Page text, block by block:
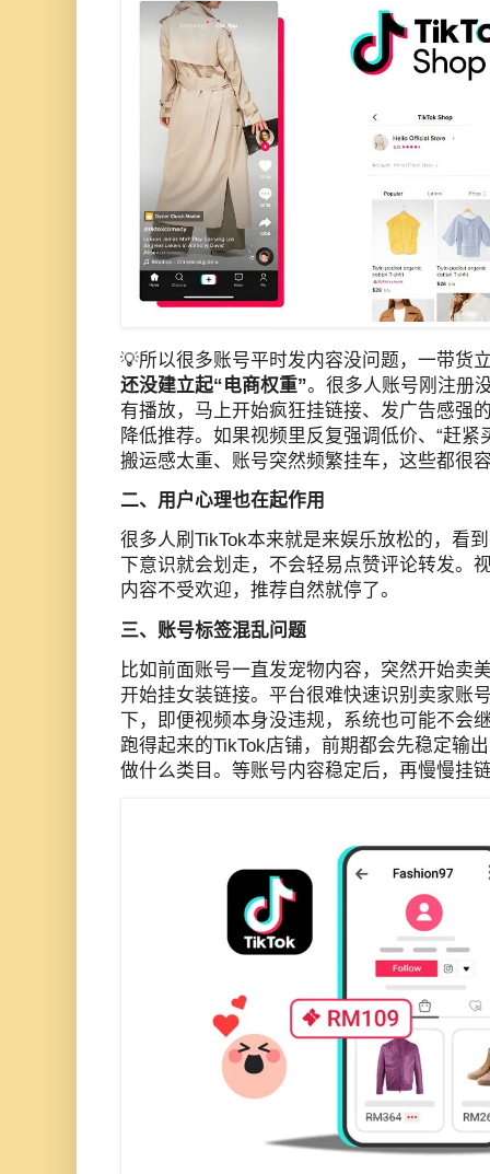
💡所以很多账号平时发内容没问题，一带货
还没建立起“电商权重”。很多人账号刚注册
有播放，马上开始疯狂挂链接、发广告感强
降低推荐。如果视频里反复强调低价、“赶
搬运感太重、账号突然频繁挂车，这些都很
二、用户心理也在起作用
很多人刷TikTok本来就是来娱乐放松的，看
下意识就会划走，不会轻易点赞评论转发。
内容不受欢迎，推荐自然就停了。
三、账号标签混乱问题
比如前面账号一直发宠物内容，突然开始卖
开始挂女装链接。平台很难快速识别卖家账
下，即便视频本身没违规，系统也可能不会
跑得起来的TikTok店铺，前期都会先稳定输
做什么类目。等账号内容稳定后，再慢慢挂